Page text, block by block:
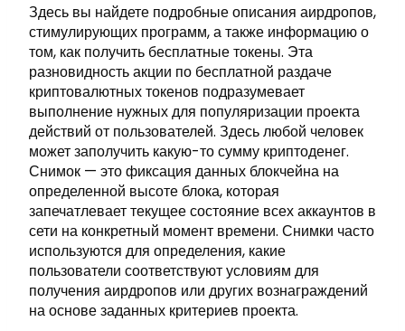
Здесь вы найдете подробные описания аирдропов,
стимулирующих программ, а также информацию о
том, как получить бесплатные токены. Эта
разновидность акции по бесплатной раздаче
криптовалютных токенов подразумевает
выполнение нужных для популяризации проекта
действий от пользователей. Здесь любой человек
может заполучить какую-то сумму криптоденег.
Снимок — это фиксация данных блокчейна на
определенной высоте блока, которая
запечатлевает текущее состояние всех аккаунтов в
сети на конкретный момент времени. Снимки часто
используются для определения, какие
пользователи соответствуют условиям для
получения аирдропов или других вознаграждений
на основе заданных критериев проекта.